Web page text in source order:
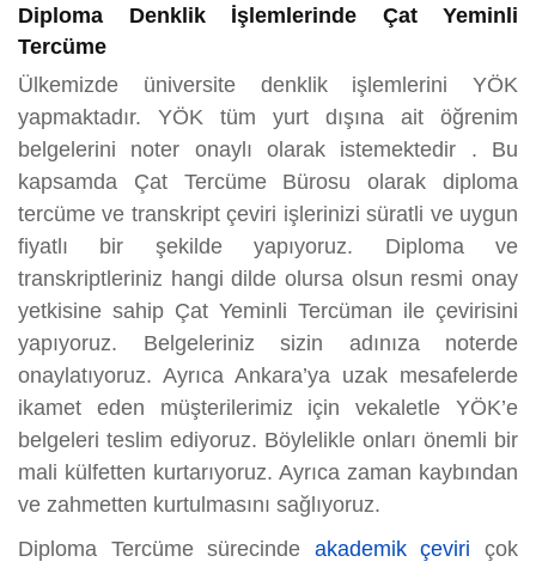
Diploma Denklik İşlemlerinde Çat Yeminli
Tercüme
Ülkemizde üniversite denklik işlemlerini YÖK
yapmaktadır. YÖK tüm yurt dışına ait öğrenim
belgelerini noter onaylı olarak istemektedir . Bu
kapsamda Çat Tercüme Bürosu olarak diploma
tercüme ve transkript çeviri işlerinizi süratli ve uygun
fiyatlı bir şekilde yapıyoruz. Diploma ve
transkriptleriniz hangi dilde olursa olsun resmi onay
yetkisine sahip Çat Yeminli Tercüman ile çevirisini
yapıyoruz. Belgeleriniz sizin adınıza noterde
onaylatıyoruz. Ayrıca Ankara’ya uzak mesafelerde
ikamet eden müşterilerimiz için vekaletle YÖK’e
belgeleri teslim ediyoruz. Böylelikle onları önemli bir
mali külfetten kurtarıyoruz. Ayrıca zaman kaybından
ve zahmetten kurtulmasını sağlıyoruz.
Diploma Tercüme sürecinde akademik çeviri çok